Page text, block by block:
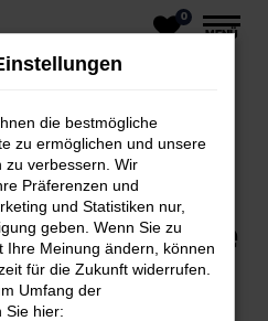
0
MENÜ
Angebote
Ihre Mobilität in
die bestmögliche
zu ermöglichen und unsere
zu verbessern. Wir
Präferenzen und
und Statistiken nur,
geben. Wenn Sie zu
Ihre Meinung ändern, können
für die Zukunft widerrufen.
Umfang der
Sie hier: